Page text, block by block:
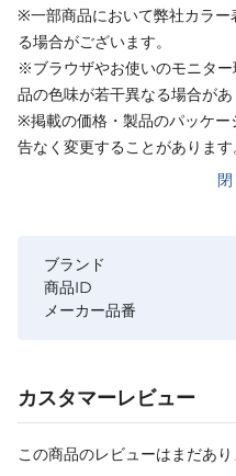
※一部商品において弊社カラー
る場合がございます。
※ブラウザやお使いのモニタ
品の色味が若干異なる場合があ
※掲載の価格・製品のパッケ
告なく変更することがあります
閉
ブランド
商品ID
メーカー品番
カスタマーレビュー
この商品のレビューはまだあり